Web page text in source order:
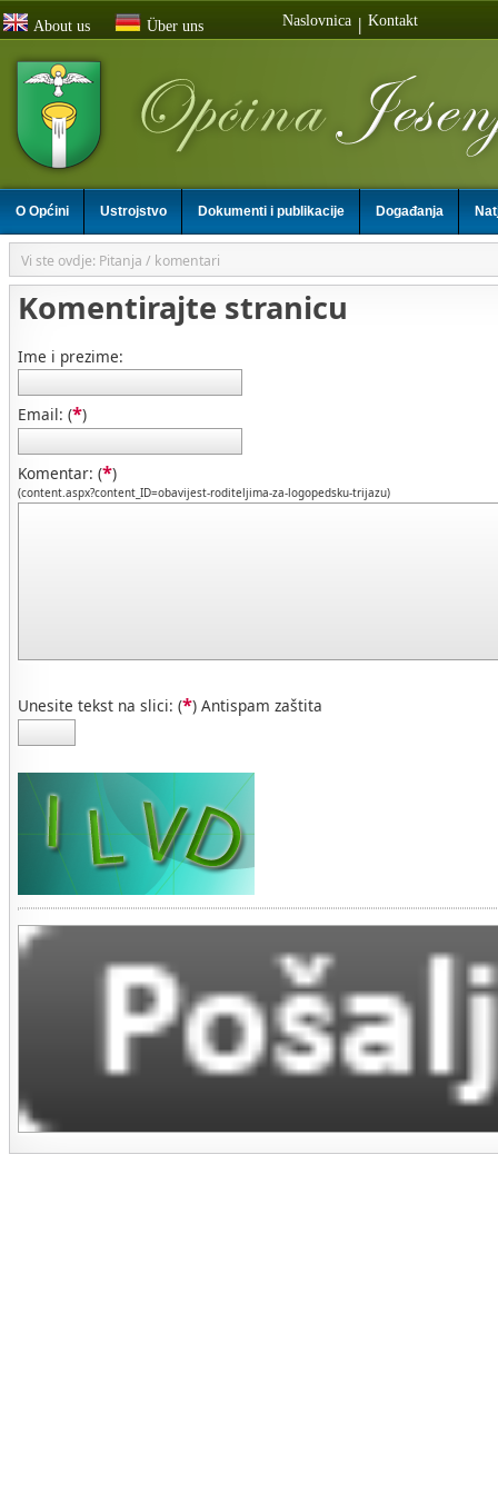
About us Über uns Naslovnica | Kontakt
O Općini Ustrojstvo Dokumenti i publikacije Događanja
Vi ste ovdje: Pitanja / komentari
Komentirajte stranicu
Ime i prezime:
Email: (*)
Komentar: (*)
(content.aspx?content_ID=obavijest-roditeljima-za-logopedsku-trijazu)
Unesite tekst na slici: (*) Antispam zaštita